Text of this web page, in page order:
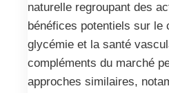
naturelle regroupant des
bénéfices potentiels sur le
glycémie et la santé
compléments du marché
approches similaires,